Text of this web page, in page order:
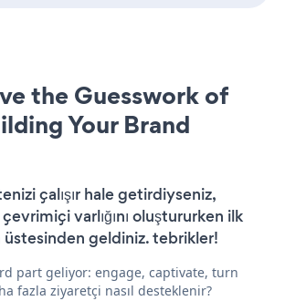
the Guesswork of
Your Brand
çalışır hale getirdiyseniz,
varlığını oluştururken ilk
üstesinden geldiniz. tebrikler!
part geliyor: engage, captivate, turn
fazla ziyaretçi nasıl desteklenir?